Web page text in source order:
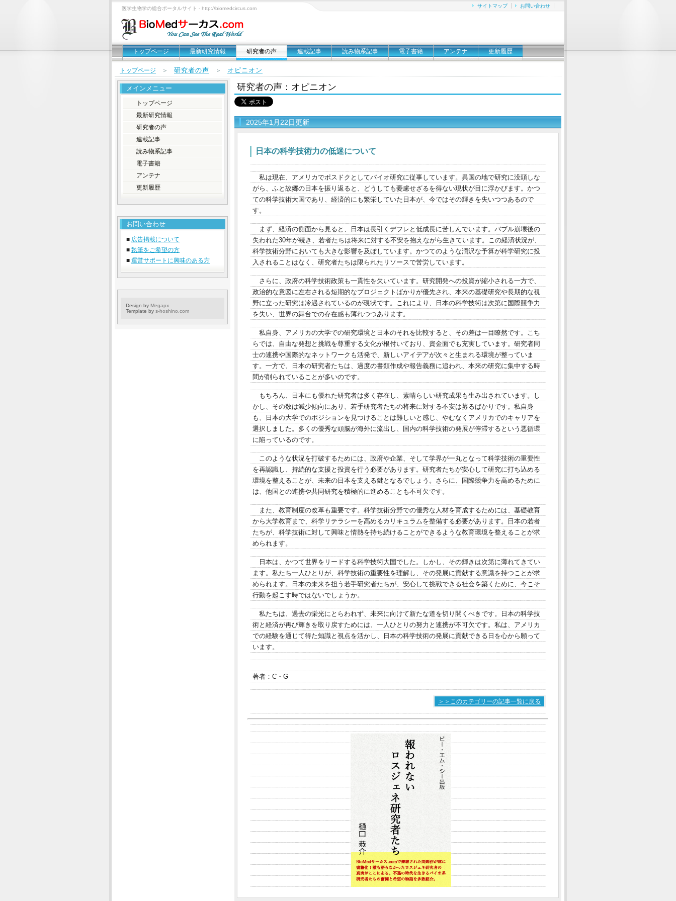
医学生物学の総合ポータルサイト - http://biomedcircus.com サイトマップ お問い合わせ
トップページ 最新研究情報 研究者の声 連載記事 読み物系記事 電子書籍 アンテナ 更新履歴
トップページ ＞ 研究者の声 ＞ オピニオン
研究者の声：オピニオン
2025年1月22日更新
日本の科学技術力の低迷について
私は現在、アメリカでポスドクとしてバイオ研究に従事しています。異国の地で研究に没頭しな
がら、ふと故郷の日本を振り返ると、どうしても憂慮せざるを得ない現状が目に浮かびます。かつ
ての科学技術大国であり、経済的にも繁栄していた日本が、今ではその輝きを失いつつあるので
す。
まず、経済の側面から見ると、日本は長引くデフレと低成長に苦しんでいます。バブル崩壊後の
失われた30年が続き、若者たちは将来に対する不安を抱えながら生きています。この経済状況が、
科学技術分野においても大きな影響を及ぼしています。かつてのような潤沢な予算が科学研究に投
入されることはなく、研究者たちは限られたリソースで苦労しています。
さらに、政府の科学技術政策も一貫性を欠いています。研究開発への投資が縮小される一方で、
政治的な意図に左右される短期的なプロジェクトばかりが優先され、本来の基礎研究や長期的な視
野に立った研究は冷遇されているのが現状です。これにより、日本の科学技術は次第に国際競争力
を失い、世界の舞台での存在感も薄れつつあります。
私自身、アメリカの大学での研究環境と日本のそれを比較すると、その差は一目瞭然です。こち
らでは、自由な発想と挑戦を尊重する文化が根付いており、資金面でも充実しています。研究者同
士の連携や国際的なネットワークも活発で、新しいアイデアが次々と生まれる環境が整っていま
す。一方で、日本の研究者たちは、過度の書類作成や報告義務に追われ、本来の研究に集中する時
間が削られていることが多いのです。
もちろん、日本にも優れた研究者は多く存在し、素晴らしい研究成果も生み出されています。し
かし、その数は減少傾向にあり、若手研究者たちの将来に対する不安は募るばかりです。私自身
も、日本の大学でのポジションを見つけることは難しいと感じ、やむなくアメリカでのキャリアを
選択しました。多くの優秀な頭脳が海外に流出し、国内の科学技術の発展が停滞するという悪循環
に陥っているのです。
このような状況を打破するためには、政府や企業、そして学界が一丸となって科学技術の重要性
を再認識し、持続的な支援と投資を行う必要があります。研究者たちが安心して研究に打ち込める
環境を整えることが、未来の日本を支える鍵となるでしょう。さらに、国際競争力を高めるために
は、他国との連携や共同研究を積極的に進めることも不可欠です。
また、教育制度の改革も重要です。科学技術分野での優秀な人材を育成するためには、基礎教育
から大学教育まで、科学リテラシーを高めるカリキュラムを整備する必要があります。日本の若者
たちが、科学技術に対して興味と情熱を持ち続けることができるような教育環境を整えることが求
められます。
日本は、かつて世界をリードする科学技術大国でした。しかし、その輝きは次第に薄れてきてい
ます。私たち一人ひとりが、科学技術の重要性を理解し、その発展に貢献する意識を持つことが求
められます。日本の未来を担う若手研究者たちが、安心して挑戦できる社会を築くために、今こそ
行動を起こす時ではないでしょうか。
私たちは、過去の栄光にとらわれず、未来に向けて新たな道を切り開くべきです。日本の科学技
術と経済が再び輝きを取り戻すためには、一人ひとりの努力と連携が不可欠です。私は、アメリカ
での経験を通じて得た知識と視点を活かし、日本の科学技術の発展に貢献できる日を心から願って
います。
著者：C・G
＞＞このカテゴリーの記事一覧に戻る
メインメニュー
トップページ
最新研究情報
研究者の声
連載記事
読み物系記事
電子書籍
アンテナ
更新履歴
お問い合わせ
■ 広告掲載について
■ 執筆をご希望の方
■ 運営サポートに興味のある方
Design by Megapx
Template by s-hoshino.com